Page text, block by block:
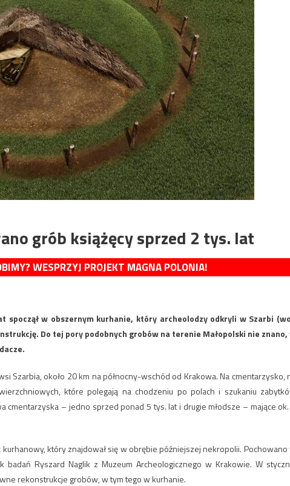
grób książęcy sprzed 2 tys. lat
WESPRZYJ PROJEKT MAGNA POLONIA!
spoczął w obszernym kurhanie, który archeolodzy odkryli w Szarbi
Do tej pory podobnych grobów na terenie Małopolski nie znano,
Szarbia, około 20 km na północny-wschód od Krakowa. Na cmentarzysko,
które polegają na chodzeniu po polach i szukaniu
cmentarzyska – jedno sprzed ponad 5 tys. lat i drugie młodsze – mające
który znajdował się w obrębie późniejszej nekropolii. Pochowano
Ryszard Naglik z Muzeum Archeologicznego w Krakowie. W
rekonstrukcje grobów, w tym tego w kurhanie.